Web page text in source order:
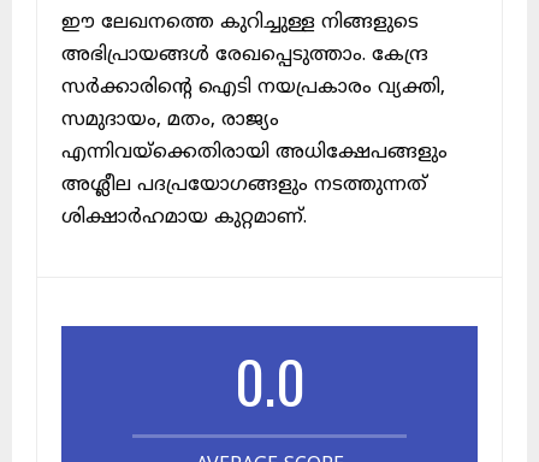
ഈ ലേഖനത്തെ കുറിച്ചുള്ള നിങ്ങളുടെ
അഭിപ്രായങ്ങൾ രേഖപ്പെടുത്താം. കേന്ദ്ര
സർക്കാരിന്റെ ഐടി നയപ്രകാരം വ്യക്തി,
സമുദായം, മതം, രാജ്യം
എന്നിവയ്ക്കെതിരായി അധിക്ഷേപങ്ങളും
അശ്ലീല പദപ്രയോഗങ്ങളും നടത്തുന്നത്
ശിക്ഷാർഹമായ കുറ്റമാണ്.
0.0